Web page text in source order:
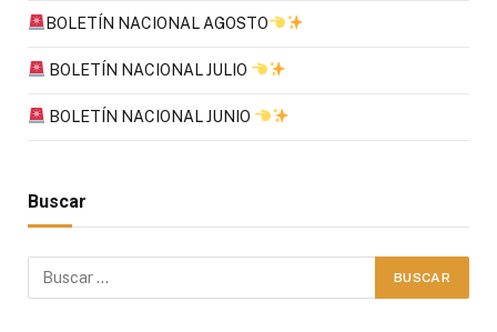
BOLETÍN NACIONAL AGOSTO
BOLETÍN NACIONAL JULIO
BOLETÍN NACIONAL JUNIO
Buscar